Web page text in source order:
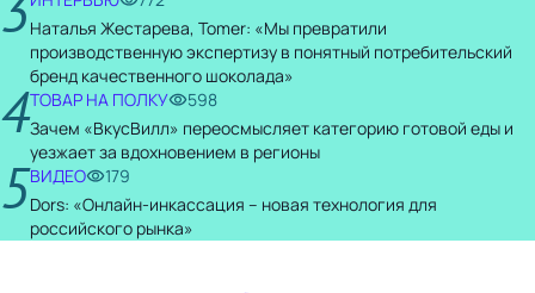
Наталья Жестарева, Tomer: «Мы превратили
производственную экспертизу в понятный потребительский
бренд качественного шоколада»
4ТОВАР НА ПОЛКУ
598
Зачем «ВкусВилл» переосмысляет категорию готовой еды и
уезжает за вдохновением в регионы
5ВИДЕО
179
Dors: «Онлайн-инкассация – новая технология для
российского рынка»